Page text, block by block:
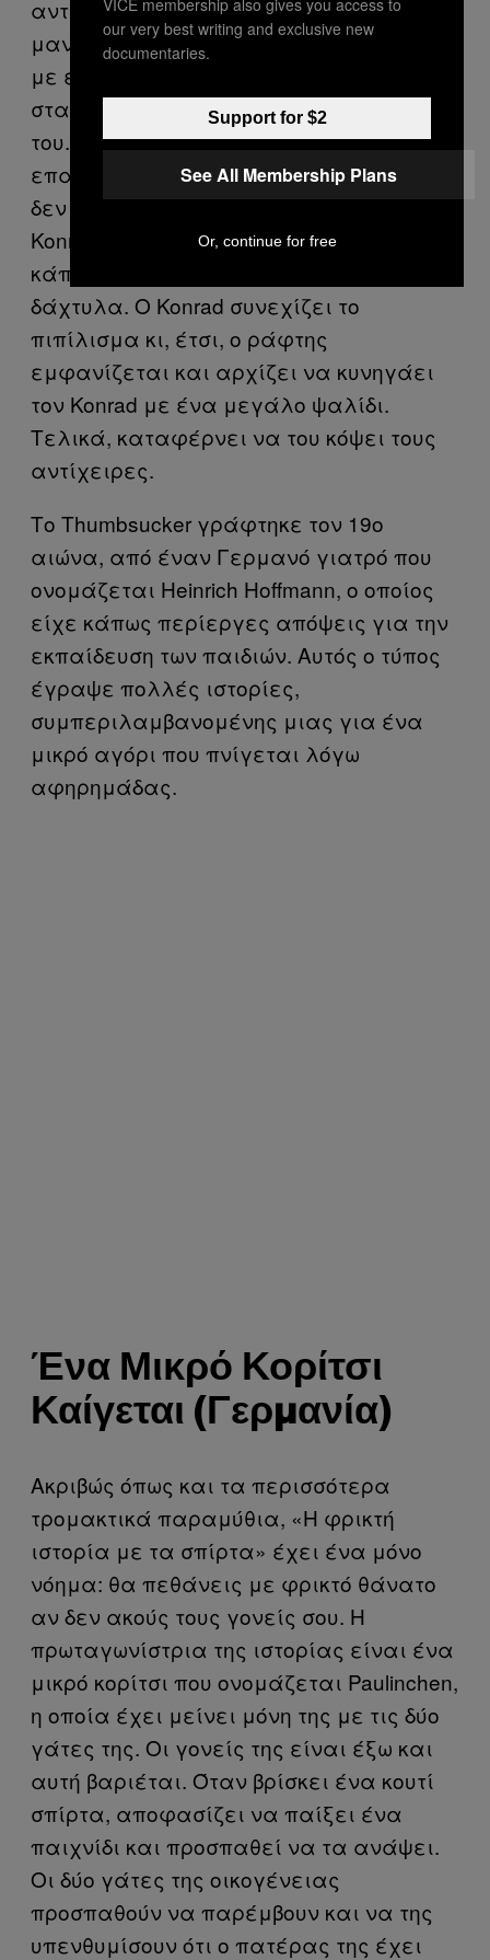
αντίχειρά του). Όπως ίσως θα έχετε
μαντέψει το Thumbsucker έχει να κάνει
με ένα αγόρι -τον Konrad- που απλά δεν
σταματάει να πιπιλίζει τους αντίχειρές
του. Η μητέρα του, του λέει
επανειλημμένα να σταματήσει, αλλά
δεν την ακούει. Έτσι, προειδοποιεί τον
Konrad ότι, αν συνεχίσει, θα τον πάει σε
κάποιον ράφτη για να του κόψει τα
δάχτυλα. Ο Konrad συνεχίζει το
πιπίλισμα κι, έτσι, ο ράφτης
εμφανίζεται και αρχίζει να κυνηγάει
τον Konrad με ένα μεγάλο ψαλίδι.
Τελικά, καταφέρνει να του κόψει τους
αντίχειρες.
Το Thumbsucker γράφτηκε τον 19ο
αιώνα, από έναν Γερμανό γιατρό που
ονομάζεται Heinrich Hoffmann, ο οποίος
είχε κάπως περίεργες απόψεις για την
εκπαίδευση των παιδιών. Αυτός ο τύπος
έγραψε πολλές ιστορίες,
συμπεριλαμβανομένης μιας για ένα
μικρό αγόρι που πνίγεται λόγω
αφηρημάδας.
Ένα Μικρό Κορίτσι
Καίγεται (Γερμανία)
Ακριβώς όπως και τα περισσότερα
τρομακτικά παραμύθια, «Η φρικτή
ιστορία με τα σπίρτα» έχει ένα μόνο
νόημα: θα πεθάνεις με φρικτό θάνατο
αν δεν ακούς τους γονείς σου. Η
πρωταγωνίστρια της ιστορίας είναι ένα
μικρό κορίτσι που ονομάζεται Paulinchen,
η οποία έχει μείνει μόνη της με τις δύο
γάτες της. Οι γονείς της είναι έξω και
αυτή βαριέται. Όταν βρίσκει ένα κουτί
σπίρτα, αποφασίζει να παίξει ένα
παιχνίδι και προσπαθεί να τα ανάψει.
Οι δύο γάτες της οικογένειας
προσπαθούν να παρέμβουν και να της
υπενθυμίσουν ότι ο πατέρας της έχει
our very best writing and exclusive new
documentaries.
Support for $2
See All Membership Plans
Or, continue for free